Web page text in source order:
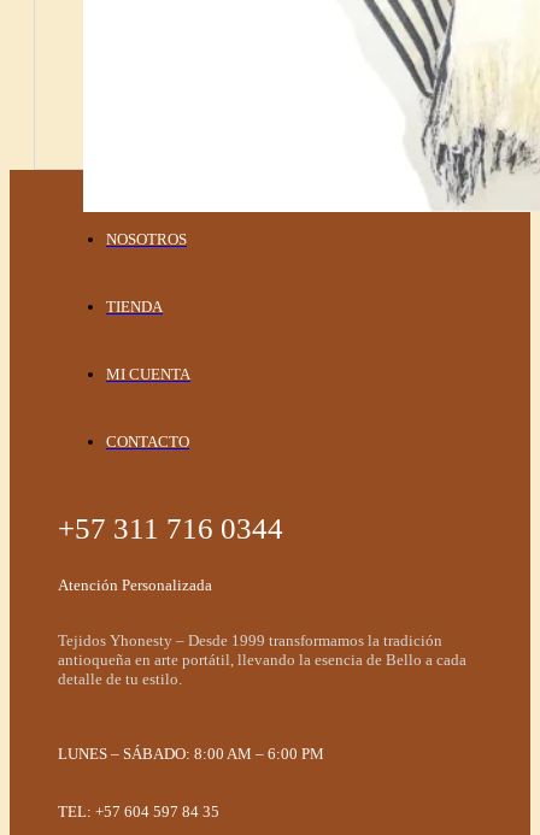
NOSOTROS
TIENDA
MI CUENTA
CONTACTO
+57 311 716 0344
Atención Personalizada
Tejidos Yhonesty – Desde 1999 transformamos la tradición
antioqueña en arte portátil, llevando la esencia de Bello a cada
detalle de tu estilo.
LUNES – SÁBADO: 8:00 AM – 6:00 PM
TEL: +57 604 597 84 35